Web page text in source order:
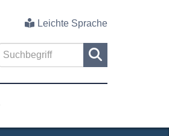
Leichte Sprache